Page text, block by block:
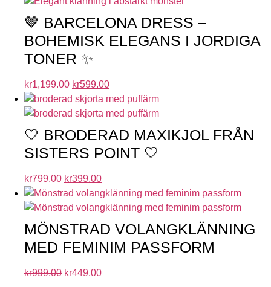
🤎 BARCELONA DRESS –
BOHEMISK ELEGANS I JORDIGA
TONER ✨
kr1,199.00 kr599.00
🤍 BRODERAD MAXIKJOL FRÅN
SISTERS POINT 🤍
kr799.00 kr399.00
MÖNSTRAD VOLANGKLÄNNING
MED FEMINIM PASSFORM
kr999.00 kr449.00